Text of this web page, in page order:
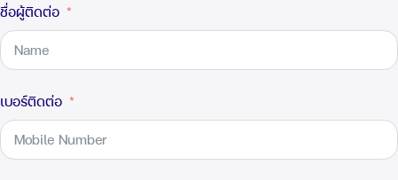
ชื่อผู้ติดต่อ
เบอร์ติดต่อ